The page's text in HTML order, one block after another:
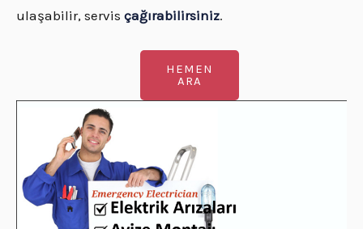
ulaşabilir, servis çağırabilirsiniz.
HEMEN
ARA